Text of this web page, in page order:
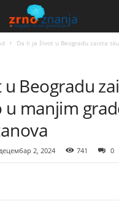
Da li je život u Beogradu zaista
u Beogradu
u manjim
2, 2024 741 0